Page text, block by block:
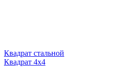
Квадрат стальной
Квадрат 4х4